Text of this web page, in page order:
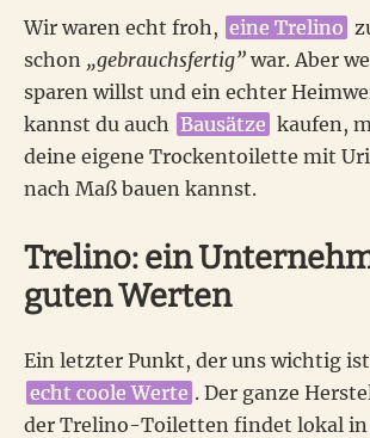
Wir waren echt froh, eine Trelino
schon „gebrauchsfertig” war. Aber
sparen willst und ein echter
kannst du auch Bausätze kaufen,
deine eigene Trockentoilette mit
nach Maß bauen kannst.
Trelino: ein
guten Werten
Ein letzter Punkt, der uns wichtig
echt coole Werte . Der ganze
der Trelino-Toiletten findet lokal in